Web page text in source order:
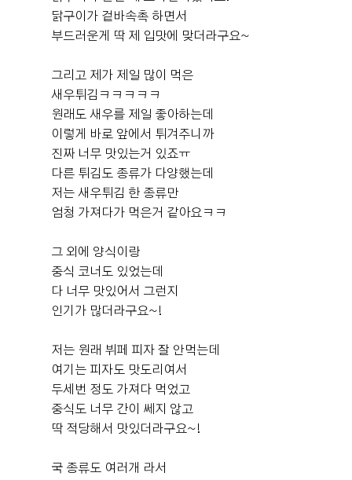
도 매우 깔끔했습니다. 예식이 끝난 후에는 2층에서 정산
을 진행했는데, 방마다 현금 계산기가 준비되어 있어서 금
정산할 수 있다는 점이 좋았습니다. 예식 직후에는 정신이
없을 수 있는데 별도의 공간에서 여유 있게 마무리할 수 있
어서 만족스러웠어요. ​ ✨ 총평 처음 투어를 갔을 때부터 원
픽이었던 DMC타워웨딩 펠리체홀이었는데, 본식을 마치
고 나니 선택을 정말 잘했다는 생각이 들었습니다. 신부대
기실부터 본식홀, 자연광, 생화 장식, 5중주 연주, 매끄러
고 나니 아쉬움보다는 만족감이 훨씬 컸습니다. 다시 결혼
체홀을 선택할 것 같아요. 펠리체홀을 고민하고 계신 예신
님들께 자신 있게 추천드립니다!
셔도 된답니다🤵 연회장의 첫 느낌은 정말 너무 깔끔하고
넓다!!! dmc타워웨딩은 3개의 홀이 동시에 진행되는 형태
데 지하에 2개의 큰 연회장이 있고 내부에서도 홀이 사로
나눠지는 형태에요 이렇게 다른 하객들과 겹치지 않아 좋
았어요! 시식은 예식이 시작하기 전에 진행되는 형태다 보
니 어떤 느낌일지 궁금했는데 ​ 그냥 뷔페를 우리가 처음 먹
는거였어요 준비도 너무 깔끔.. ​ 어른분들과 결혼식장을 다
녀보면 다들 찾으시는 도가니탕.. ​ 저는 먹은 시식중에 도
가니탕이 진짜 1등 이었어요👍 ​ 밖에서 팔아도 사먹었을 정
도..ㅎㅎ ​ 다들 궁금하실 회 종류는 많지는 않은 편이었어
동 아니라 자꾸만 먹게 되는...^^ 디저트에서 한 번 더 놀
란.. 종류가 뭐이리 많은지! ​ 아쉽게 과일이 많은 느낌은 아
니었지만 쿠키나 빵 종류는 너무 많았고 맛도 완젼 깔끔 너
무 달지도 않고!! 음식에 대한 전체적인 평은 너무 깔끔하고
하셨어요~~ ​ 겨울에는 메뉴가 조금 달라질 수 있겠지만 식
장 잘 잡았다 생각드는 하루👍👍 ​ 주차장은 건물에 워낙 넓
으니 걱정 안 하셔도 됩니다~ 단, 예식장 손님들과 혼주차
량 등으로 지하 4층 부터 주차하시면 빠를 것 같아요 ​ 시식
하시고 키오스크에 차량 등록하면 90분 무료로 이용할 수
안녕하세요. 소새댁입니다. 작년 6월부터 시작해서 약1년
을 준비한 결혼식이 드디어 끝났어요ㅎㅎㅎㅎ 오늘의 후
기는 저의 베뉴였던 DMC 타워웨딩 4F 펠리체홀 입니다.
요. 저희는 약 4군데의 웨딩홀을 투어했었는데 그 후기는
나중에 천천히 올리도록 하겠습니다. 펠리체홀이 사실 저
희의 예산보다 조금 더 비싸긴 했지만 주차, 밥, 식대, 시간
종합적으로 따져볼때 안할이유가 없는 홀이여서 선택하게
2,3,4층 각 층마다 웨딩홀이 있어요. 1층으로 들어오시면
이렇게 5중주 연주가 울리고 있을거에요. 친구가 사진찍어
보내준 사진인데 좋았다고 하네요. 그리고 4층까지 에스컬
레이터도 있고 지하주차장과 연결된 엘레베이터도 있어서
하객들이 편했다고 많이 말씀해주셨어요. 서울에서 결혼식
후기가 도움이 되었나요?
갓생쥬쥬 예식후기
2026-07-29 20명 읽음
닭구이가 겉바속촉 하면서
부드러운게 딱 제 입맛에 맞더라구요~
그리고 제가 제일 많이 먹은
새우튀김ㅋㅋㅋㅋㅋ
원래도 새우를 제일 좋아하는데
이렇게 바로 앞에서 튀겨주니까
진짜 너무 맛있는거 있죠ㅠ
다른 튀김도 종류가 다양했는데
저는 새우튀김 한 종류만
엄청 가져다가 먹은거 같아요ㅋㅋ
그 외에 양식이랑
중식 코너도 있었는데
다 너무 맛있어서 그런지
인기가 많더라구요~!
저는 원래 뷔페 피자 잘 안먹는데
여기는 피자도 맛도리여서
두세번 정도 가져다 먹었고
중식도 너무 간이 쎄지 않고
딱 적당해서 맛있더라구요~!
국 종류도 여러개 라서